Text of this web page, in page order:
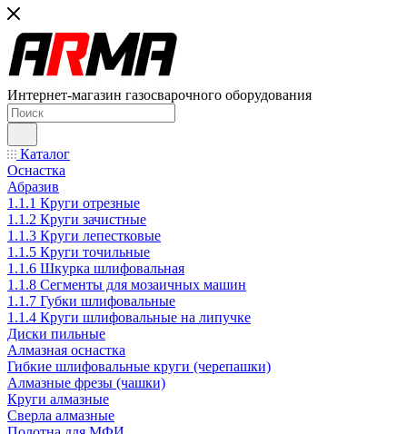
Интернет-магазин газосварочного оборудования
Каталог
Оснастка
Абразив
1.1.1 Круги отрезные
1.1.2 Круги зачистные
1.1.3 Круги лепестковые
1.1.5 Круги точильные
1.1.6 Шкурка шлифовальная
1.1.8 Сегменты для мозаичных машин
1.1.7 Губки шлифовальные
1.1.4 Круги шлифовальные на липучке
Диски пильные
Алмазная оснастка
Гибкие шлифовальные круги (черепашки)
Алмазные фрезы (чашки)
Круги алмазные
Сверла алмазные